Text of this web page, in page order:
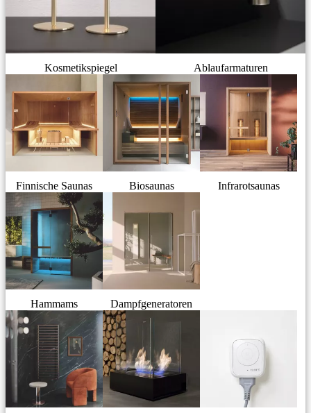
Kosmetikspiegel Ablaufarmaturen
Finnische Saunas Biosaunas Infrarotsaunas
Hammams Dampfgeneratoren